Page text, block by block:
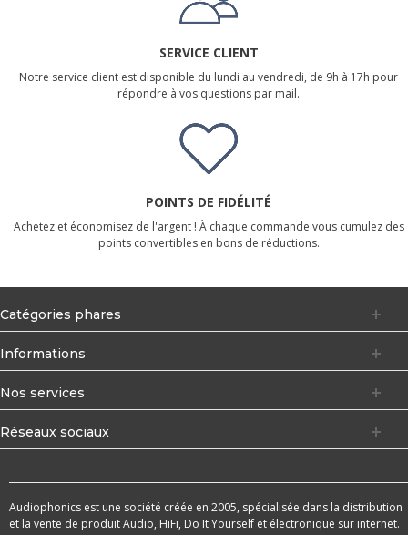
SERVICE CLIENT
Notre service client est disponible du lundi au vendredi, de 9h à 17h pour
répondre à vos questions par mail.
POINTS DE FIDÉLITÉ
Achetez et économisez de l'argent ! À chaque commande vous cumulez des
points convertibles en bons de réductions.
Catégories phares
Informations
Nos services
Réseaux sociaux
Audiophonics est une société créée en 2005, spécialisée dans la distribution
et la vente de produit Audio, HiFi, Do It Yourself et électronique sur internet.